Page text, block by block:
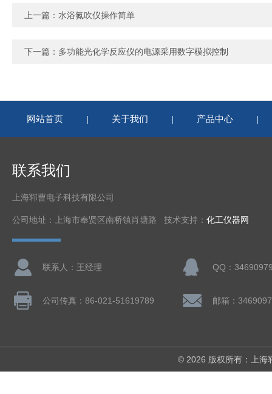
上一篇： 水浴氮吹仪操作简单
下一篇： 多功能光化学反应仪的电源采用数字模拟控制
网站首页 | 关于我们 | 产品中心 |
联系我们
上海郓曹电子科技有限公司
公司地址：上海市奉贤区南桥镇肖塘路 技术支持： 化工仪器网
联系人：王经理 QQ：
公司传真：86-021-51619789 邮箱：
© 2026 版权所有：上